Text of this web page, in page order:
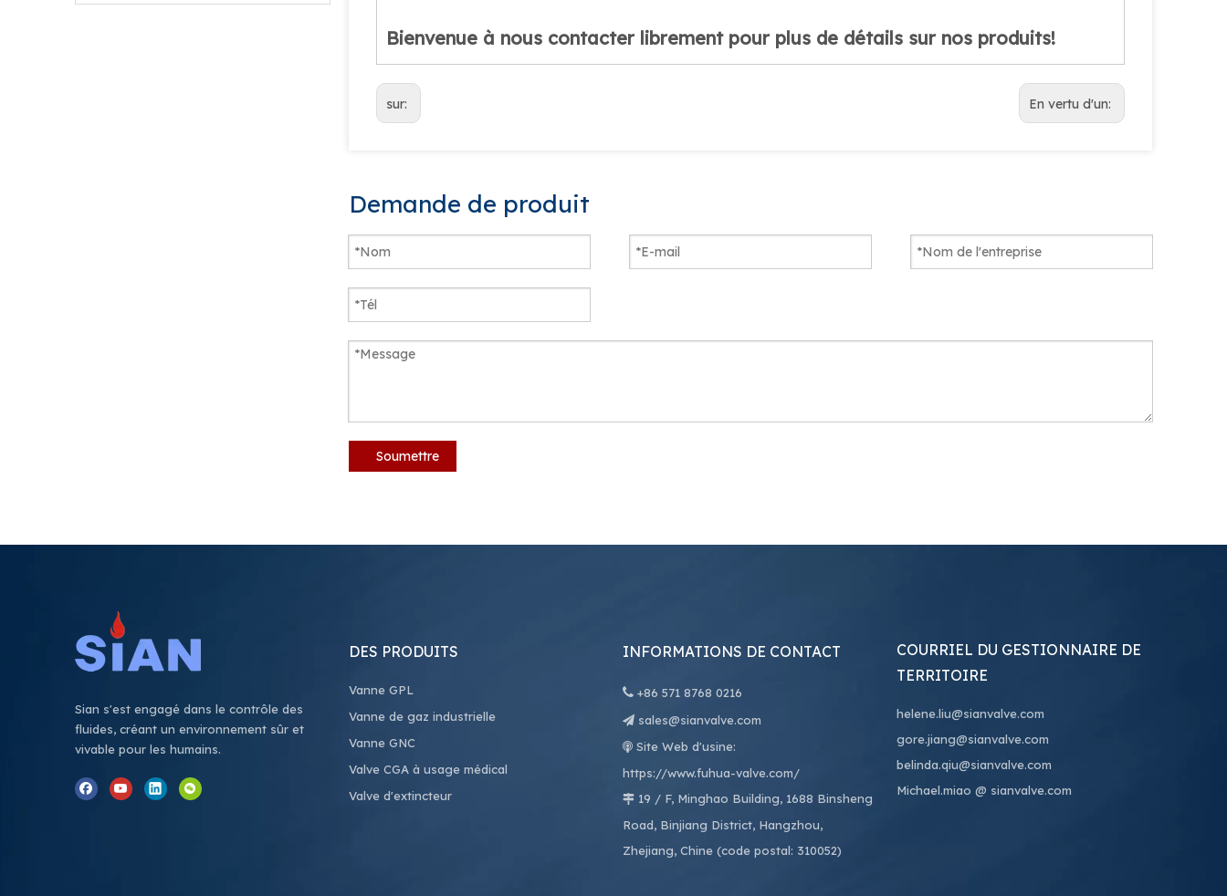
Bienvenue à nous contacter librement pour plus de détails sur nos produits!
sur: En vertu d'un:
Demande de produit
Soumettre
Sian s'est engagé dans le contrôle des
fluides, créant un environnement sûr et
vivable pour les humains.
DES PRODUITS
Vanne GPL
Vanne de gaz industrielle
Vanne GNC
Valve CGA à usage médical
Valve d'extincteur
INFORMATIONS DE CONTACT
 +86 571 8768 0216
 sales@sianvalve.com
 Site Web d'usine:
https://www.fuhua-valve.com/
 19 / F, Minghao Building, 1688 Binsheng
Road, Binjiang District, Hangzhou,
Zhejiang, Chine (code postal: 310052)
COURRIEL DU GESTIONNAIRE DE
TERRITOIRE
helene.liu@sianvalve.com
gore.jiang@sianvalve.com
belinda.qiu@sianvalve.com
Michael.miao @ sianvalve.com